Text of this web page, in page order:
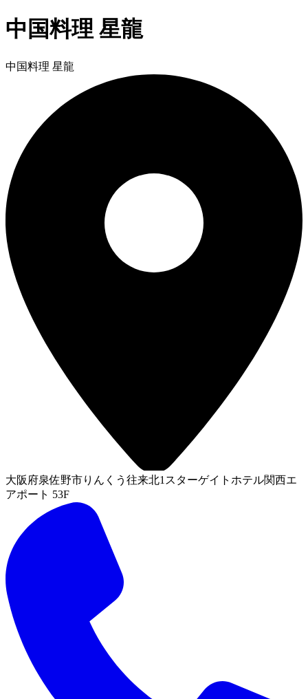
中国料理 星龍
中国料理 星龍
大阪府泉佐野市りんくう往来北1スターゲイトホテル関西エ
アポート 53F